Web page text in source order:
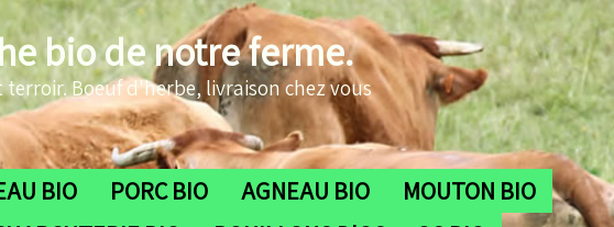
bio de notre ferme.
Boeuf d'herbe, livraison chez vous
BIO PORC BIO AGNEAU BIO
MOUTON BIO